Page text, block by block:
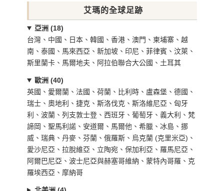
艾瑪的全球足跡
亞洲 (18)
台灣、中國、日本、韓國、香港、澳門、柬埔寨、越
南、泰國、馬來西亞、新加坡、印尼、菲律賓、汶萊、
斯里蘭卡、馬爾地夫、阿拉伯聯合大公國、土耳其
歐洲 (40)
英國、愛爾蘭、法國、荷蘭、比利時、盧森堡、德國、
瑞士、奧地利、捷克、斯洛伐克、斯洛維尼亞、匈牙
利、波蘭、列支敦士登、西班牙、葡萄牙、義大利、梵
諦岡、聖馬利諾、安道爾、馬爾他、希臘、冰島、挪
威、瑞典、丹麥、芬蘭、俄羅斯、烏克蘭 (克里米亞)、
愛沙尼亞、拉脫維亞、立陶宛、保加利亞、羅馬尼亞、
阿爾巴尼亞、波士尼亞與赫塞哥維納、蒙特內哥羅、克
羅埃西亞、摩納哥